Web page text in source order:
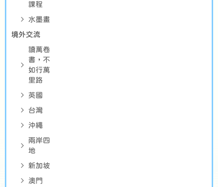
課程
水墨畫
境外交流
讀萬卷
書，不
如行萬
里路
英國
台灣
沖繩
兩岸四
地
新加坡
澳門